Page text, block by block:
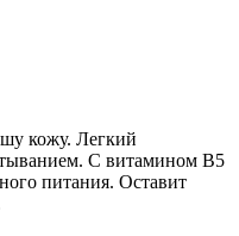
кожу. Легкий
С витамином B5
питания. Оставит